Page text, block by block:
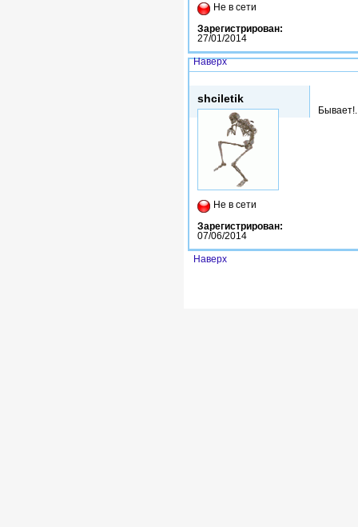
Не в сети
Зарегистрирован:
27/01/2014
Наверх
shciletik
Не в сети
Зарегистрирован:
07/06/2014
Наверх